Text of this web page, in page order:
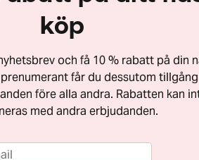
köp
och få 10 % rabatt på din
får du dessutom
före alla andra. Rabatten kan
med andra erbjudanden.